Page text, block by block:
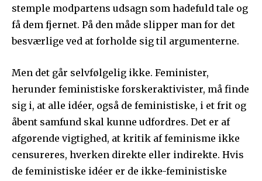
stemple modpartens udsagn som hadefuld tale og
få dem fjernet. På den måde slipper man for det
besværlige ved at forholde sig til argumenterne.
Men det går selvfølgelig ikke. Feminister,
herunder feministiske forskeraktivister, må finde
sig i, at alle idéer, også de feministiske, i et frit og
åbent samfund skal kunne udfordres. Det er af
afgørende vigtighed, at kritik af feminisme ikke
censureres, hverken direkte eller indirekte. Hvis
de feministiske idéer er de ikke-feministiske